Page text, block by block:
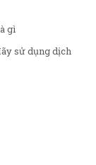
gì
sử dụng dịch